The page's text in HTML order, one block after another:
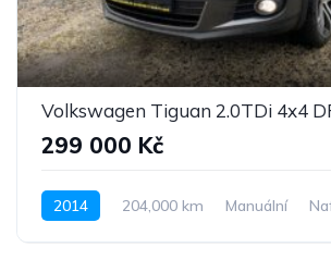
Volkswagen Tiguan 2.0TDi 4x4
299 000 Kč
2014 204,000 km Manuální